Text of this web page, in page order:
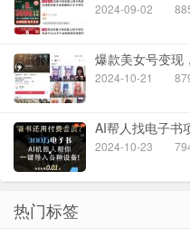
2024-09-02
爆款美女号变现
2024-10-21
AI帮人找电子书
2024-10-23
热门标签